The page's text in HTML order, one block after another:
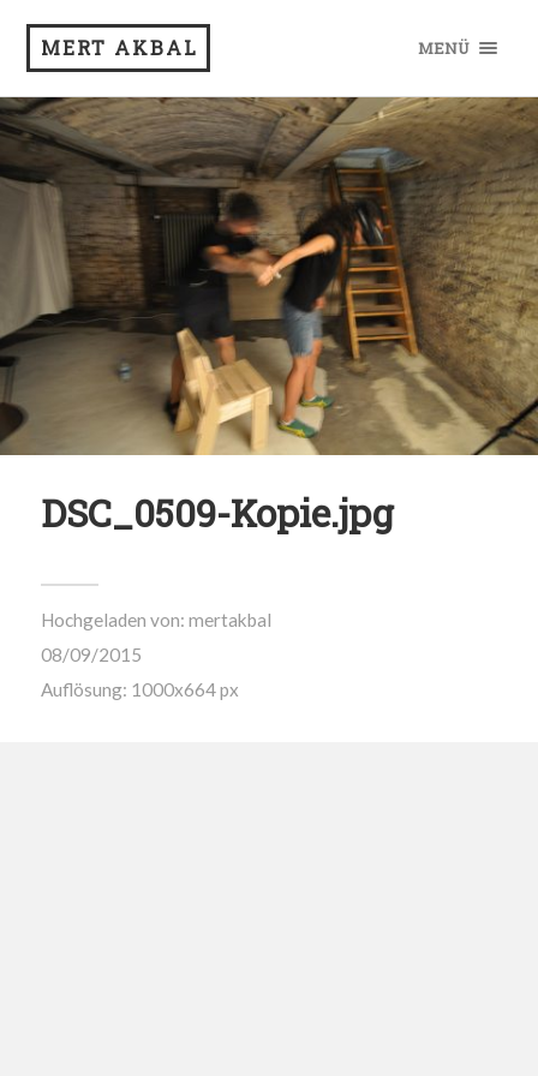
MERT AKBAL MENÜ
DSC_0509-Kopie.jpg
Hochgeladen von: mertakbal
08/09/2015
Auflösung: 1000x664 px